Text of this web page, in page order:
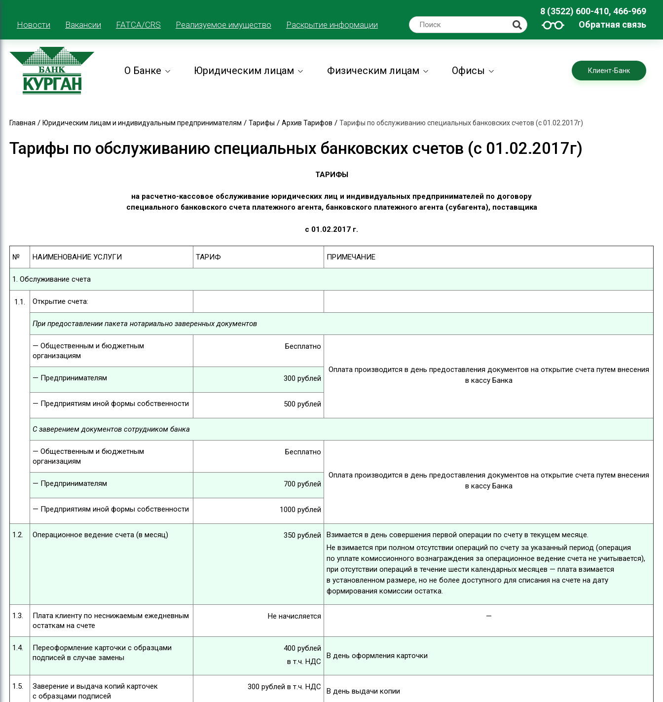
8 (3522) 600-410, 466-969
Новости Вакансии FATCA/CRS Реализуемое имущество Раскрытие информации Обратная связь
О Банке Юридическим лицам Физическим лицам Офисы Клиент-Банк
Главная / Юридическим лицам и индивидуальным предпринимателям / Тарифы / Архив Тарифов / Тарифы по обслуживанию специальных банковских счетов (с 01.02.2017г)
Тарифы по обслуживанию специальных банковских счетов (с 01.02.2017г)
ТАРИФЫ
на расчетно-кассовое обслуживание юридических лиц и индивидуальных предпринимателей по договору
специального банковского счета платежного агента, банковского платежного агента (субагента), поставщика
с 01.02.2017 г.
№ НАИМЕНОВАНИЕ УСЛУГИ ТАРИФ ПРИМЕЧАНИЕ
1. Обслуживание счета
1.1. Открытие счета:
При предоставлении пакета нотариально заверенных документов
— Общественным и бюджетным
организациям
Бесплатно
Оплата производится в день предоставления документов на открытие счета путем внесения
в кассу Банка
— Предпринимателям 300 рублей
— Предприятиям иной формы собственности 500 рублей
С заверением документов сотрудником банка
— Общественным и бюджетным
организациям
Бесплатно
Оплата производится в день предоставления документов на открытие счета путем внесения
в кассу Банка
— Предпринимателям 700 рублей
— Предприятиям иной формы собственности 1000 рублей
1.2. Операционное ведение счета (в месяц) 350 рублей
Взимается в день совершения первой операции по счету в текущем месяце.
Не взимается при полном отсутствии операций по счету за указанный период (операция
по уплате комиссионного вознаграждения за операционное ведение счета не учитывается),
при отсутствии операций в течение шести календарных месяцев — плата взимается
в установленном размере, но не более доступного для списания на счете на дату
формирования комиссии остатка.
1.3.
Плата клиенту по неснижаемым ежедневным
остаткам на счете
Не начисляется —
1.4.
Переоформление карточки с образцами
подписей в случае замены
400 рублей
в т.ч. НДС
В день оформления карточки
1.5.
Заверение и выдача копий карточек
с образцами подписей
300 рублей в т.ч. НДС В день выдачи копии